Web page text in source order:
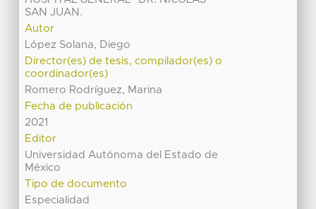
SAN JUAN.
Autor
López Solana, Diego
Director(es) de tesis, compilador(es) o
coordinador(es)
Romero Rodríguez, Marina
Fecha de publicación
2021
Editor
Universidad Autónoma del Estado de
México
Tipo de documento
Especialidad